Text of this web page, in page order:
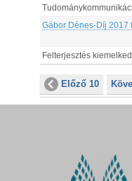
Gábor Dénes-Díj 2017
Felterjesztés
Előző 10